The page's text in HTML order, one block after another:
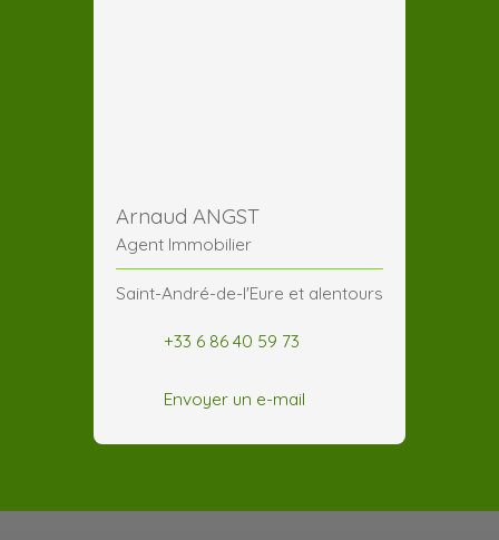
Arnaud ANGST
Agent Immobilier
Saint-André-de-l'Eure et alentours
+33 6 86 40 59 73
Envoyer un e-mail